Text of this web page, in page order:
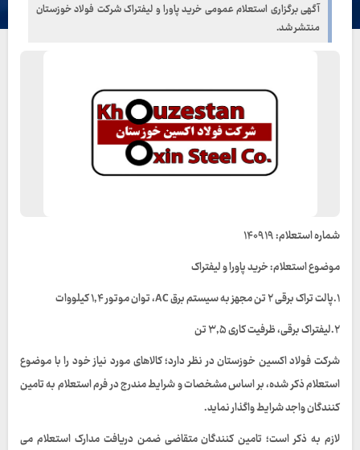
آگهی برگزاری استعلام عمومی خرید پاورا و لیفتراک شرکت فولاد خوزستان
منتشر شد.
شماره استعلام: ۱۴۰۹۱۹
موضوع استعلام: خرید پاورا و لیفتراک
۱.پالت تراک برقی ۲ تن مجهز به سیستم برق AC، توان موتور ۱,۴ کیلووات
۲.لیفتراک برقی، ظرفیت کاری ۳,۵ تن
شرکت فولاد اکسین خوزستان در نظر دارد؛ کالاهای مورد نیاز خود را با موضوع
استعلام ذکر شده، بر اساس مشخصات و شرایط مندرج در فرم استعلام به تامین
کنندگان واجد شرایط واگذار نماید.
لازم به ذکر است؛ تامین کنندگان متقاضی ضمن دریافت مدارک استعلام می